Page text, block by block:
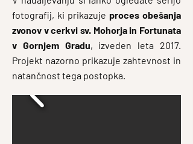
fotografij, ki prikazuje proces obešanja
zvonov v cerkvi sv. Mohorja in Fortunata
v Gornjem Gradu, izveden leta 2017.
Projekt nazorno prikazuje zahtevnost in
natančnost tega postopka.